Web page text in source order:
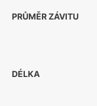
PRŮMĚR ZÁVITU
DÉLKA